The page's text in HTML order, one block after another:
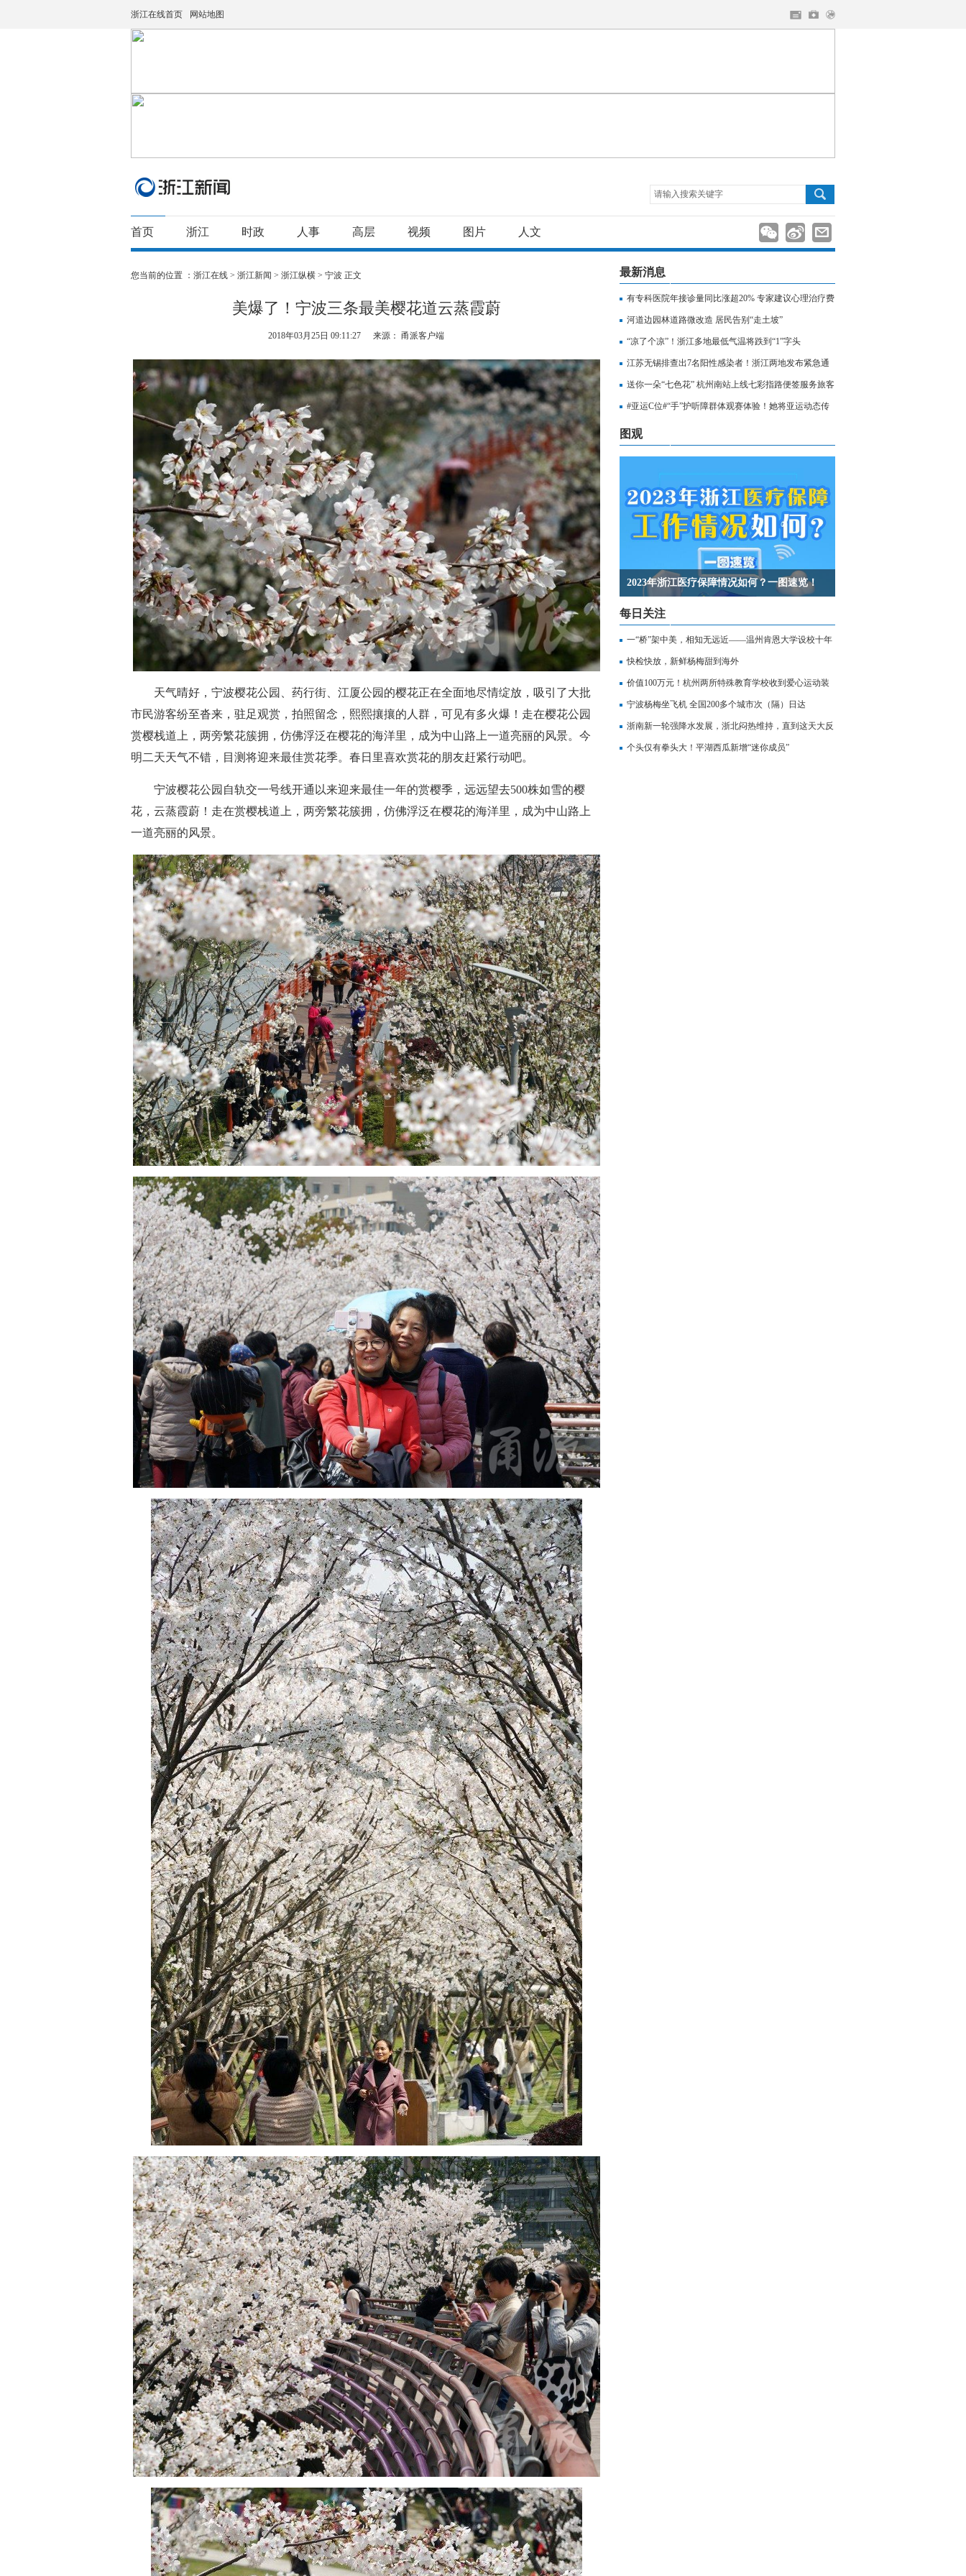
浙江在线首页 网站地图
请输入搜索关键字
首页 浙江 时政 人事 高层 视频 图片 人文
您当前的位置 ： 浙江在线 > 浙江新闻 > 浙江纵横 > 宁波 正文
美爆了！宁波三条最美樱花道云蒸霞蔚
2018年03月25日 09:11:27 来源： 甬派客户端
天气晴好，宁波樱花公园、药行街、江厦公园的樱花正在全面地尽情绽放，吸引了大批
市民游客纷至沓来，驻足观赏，拍照留念，熙熙攘攘的人群，可见有多火爆！走在樱花公园
赏樱栈道上，两旁繁花簇拥，仿佛浮泛在樱花的海洋里，成为中山路上一道亮丽的风景。今
明二天天气不错，目测将迎来最佳赏花季。春日里喜欢赏花的朋友赶紧行动吧。
宁波樱花公园自轨交一号线开通以来迎来最佳一年的赏樱季，远远望去500株如雪的樱
花，云蒸霞蔚！走在赏樱栈道上，两旁繁花簇拥，仿佛浮泛在樱花的海洋里，成为中山路上
一道亮丽的风景。
最新消息
有专科医院年接诊量同比涨超20% 专家建议心理治疗费
用纳入医保
河道边园林道路微改造 居民告别“走土坡”
“凉了个凉”！浙江多地最低气温将跌到“1”字头
江苏无锡排查出7名阳性感染者！浙江两地发布紧急通
知，相关人员请立即报备
送你一朵“七色花” 杭州南站上线七彩指路便签服务旅客
出行
#亚运C位#“手”护听障群体观赛体验！她将亚运动态传
至无声世界
图观
2023年浙江医疗保障情况如何？一图速览！
每日关注
一“桥”架中美，相知无远近——温州肯恩大学设校十年
记
快检快放，新鲜杨梅甜到海外
价值100万元！杭州两所特殊教育学校收到爱心运动装
备
宁波杨梅坐飞机 全国200多个城市次（隔）日达
浙南新一轮强降水发展，浙北闷热维持，直到这天大反
转
个头仅有拳头大！平湖西瓜新增“迷你成员”